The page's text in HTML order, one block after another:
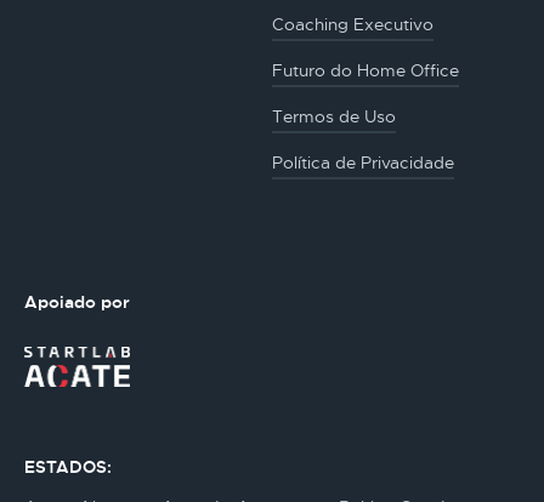
Coaching Executivo
Futuro do Home Office
Termos de Uso
Política de Privacidade
Apoiado por
ESTADOS: